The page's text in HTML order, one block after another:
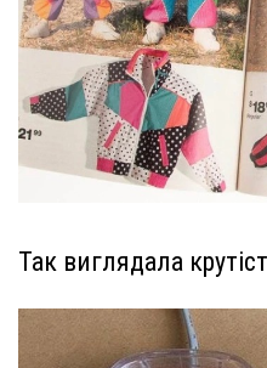
Так виглядала